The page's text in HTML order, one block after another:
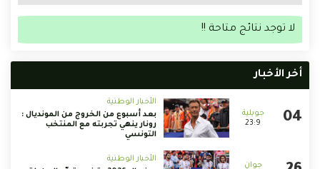
لا توجد نتائج متاحة !!
أخر الأخبار
23:9
الأخبار الوطنية
بعد أسبوع من الخروج من المونديال :
رونار ينهي تجربته مع المنتخب
التونسي
الأخبار الوطنية